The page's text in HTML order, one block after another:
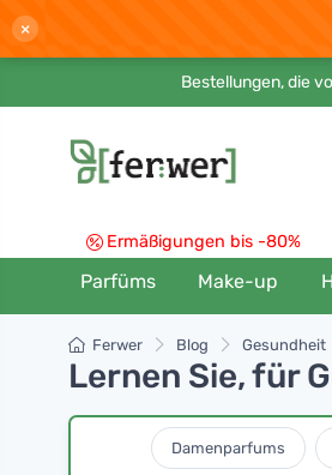
×
Bestellungen, die
Ermäßigungen bis -80%
Parfüms Make-up
Ferwer Blog Gesundheit
Lernen Sie, für
Damenparfums